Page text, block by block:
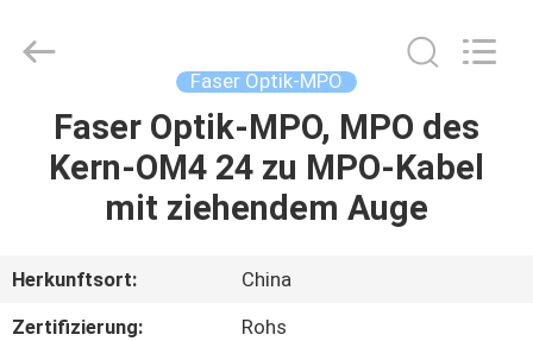
HAUS
PRODUKTE
ÜBER
UNS
Co.,Ltd..
Faser Optik-MPO
Faser Optik-MPO, MPO des
Kern-OM4 24 zu MPO-Kabel
mit ziehendem Auge
Herkunftsort:
China
Zertifizierung:
Rohs